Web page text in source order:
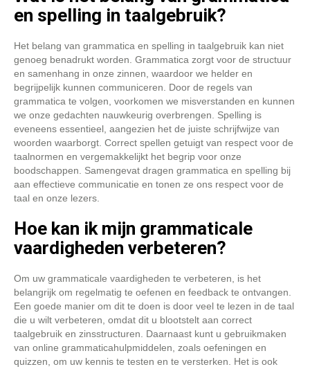
en spelling in taalgebruik?
Het belang van grammatica en spelling in taalgebruik kan niet
genoeg benadrukt worden. Grammatica zorgt voor de structuur
en samenhang in onze zinnen, waardoor we helder en
begrijpelijk kunnen communiceren. Door de regels van
grammatica te volgen, voorkomen we misverstanden en kunnen
we onze gedachten nauwkeurig overbrengen. Spelling is
eveneens essentieel, aangezien het de juiste schrijfwijze van
woorden waarborgt. Correct spellen getuigt van respect voor de
taalnormen en vergemakkelijkt het begrip voor onze
boodschappen. Samengevat dragen grammatica en spelling bij
aan effectieve communicatie en tonen ze ons respect voor de
taal en onze lezers.
Hoe kan ik mijn grammaticale
vaardigheden verbeteren?
Om uw grammaticale vaardigheden te verbeteren, is het
belangrijk om regelmatig te oefenen en feedback te ontvangen.
Een goede manier om dit te doen is door veel te lezen in de taal
die u wilt verbeteren, omdat dit u blootstelt aan correct
taalgebruik en zinsstructuren. Daarnaast kunt u gebruikmaken
van online grammaticahulpmiddelen, zoals oefeningen en
quizzen, om uw kennis te testen en te versterken. Het is ook